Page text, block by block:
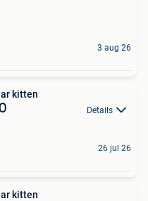
3 aug 26
kitten
Details
26 jul 26
kitten